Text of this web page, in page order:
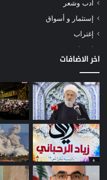
أدب وشعر
إستثمار و أسواق
إغتراب
إقتصاد
إعمار
بيئة
دراسة
طاقة
مصارف
معادن
موازنة
اخر الاضافات